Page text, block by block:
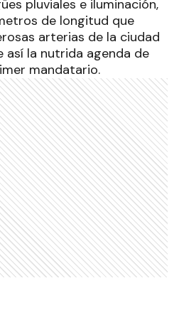
pluviales e iluminación,
de longitud que
arterias de la ciudad
así la nutrida agenda de
mandatario.